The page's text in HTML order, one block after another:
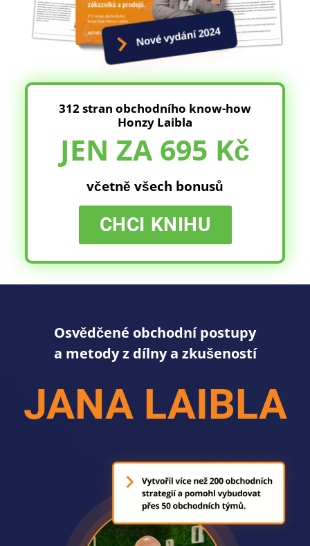
312 stran obchodního know-how
Honzy Laibla
JEN ZA 695 Kč
včetně všech bonusů
CHCI KNIHU
Osvědčené obchodní postupy
a metody z dílny a zkušeností
JANA LAIBLA